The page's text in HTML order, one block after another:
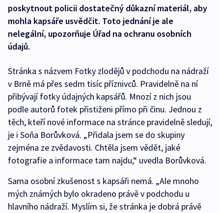
poskytnout policii dostatečný důkazní materiál, aby
mohla kapsáře usvědčit. Toto jednání je ale
nelegální, upozorňuje Úřad na ochranu osobních
údajů.
Stránka s názvem Fotky zlodějů v podchodu na nádraží
v Brně má přes sedm tisíc příznivců. Pravidelně na ní
přibývají fotky údajných kapsářů. Mnozí z nich jsou
podle autorů fotek přistiženi přímo při činu. Jednou z
těch, kteří nové informace na stránce pravidelně sledují,
je i Soňa Borůvková. „Přidala jsem se do skupiny
zejména ze zvědavosti. Chtěla jsem vědět, jaké
fotografie a informace tam najdu,“ uvedla Borůvková.
Sama osobní zkušenost s kapsáři nemá. „Ale mnoho
mých známých bylo okradeno právě v podchodu u
hlavního nádraží. Myslím si, že stránka je dobrá právě